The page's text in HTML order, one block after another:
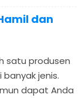
dan
satu produsen
banyak jenis.
dapat Anda